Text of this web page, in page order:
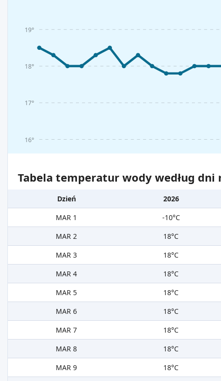
16°
17°
18°
19°
Tabela temperatur wody według dni
Dzień
2026
MAR 1
-10°C
MAR 2
18°C
MAR 3
18°C
MAR 4
18°C
MAR 5
18°C
MAR 6
18°C
MAR 7
18°C
MAR 8
18°C
MAR 9
18°C